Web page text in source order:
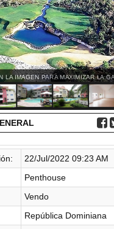
LA IMAGEN PARA MAXIMIZAR LA
22/Jul/2022 09:23 AM
Penthouse
Vendo
República Dominiana